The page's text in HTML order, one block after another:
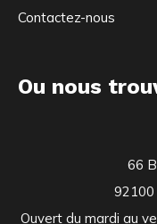
Contactez-nous
Ou nous
66
92100
Ouvert du mardi au